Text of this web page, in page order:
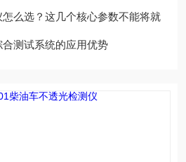
么选？这几个核心参数不能将就
测试系统的应用优势